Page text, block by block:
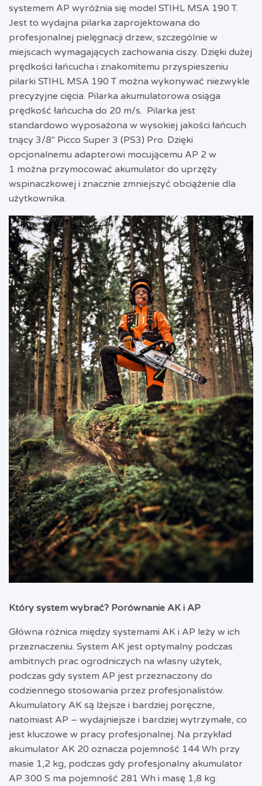
systemem AP wyróżnia się model STIHL MSA 190 T.
Jest to wydajna pilarka zaprojektowana do
profesjonalnej pielęgnacji drzew, szczególnie w
miejscach wymagających zachowania ciszy. Dzięki dużej
prędkości łańcucha i znakomitemu przyspieszeniu
pilarki STIHL MSA 190 T można wykonywać niezwykle
precyzyjne cięcia. Pilarka akumulatorowa osiąga
prędkość łańcucha do 20 m/s. Pilarka jest
standardowo wyposażona w wysokiej jakości łańcuch
tnący 3/8″ Picco Super 3 (PS3) Pro. Dzięki
opcjonalnemu adapterowi mocującemu AP 2 w
1 można przymocować akumulator do uprzęży
wspinaczkowej i znacznie zmniejszyć obciążenie dla
użytkownika.
Który system wybrać? Porównanie AK i AP
Główna różnica między systemami AK i AP leży w ich
przeznaczeniu. System AK jest optymalny podczas
ambitnych prac ogrodniczych na własny użytek,
podczas gdy system AP jest przeznaczony do
codziennego stosowania przez profesjonalistów.
Akumulatory AK są lżejsze i bardziej poręczne,
natomiast AP – wydajniejsze i bardziej wytrzymałe, co
jest kluczowe w pracy profesjonalnej. Na przykład
akumulator AK 20 oznacza pojemność 144 Wh przy
masie 1,2 kg, podczas gdy profesjonalny akumulator
AP 300 S ma pojemność 281 Wh i masę 1,8 kg.